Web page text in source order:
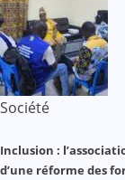
Société
Inclusion :
d’une réforme des